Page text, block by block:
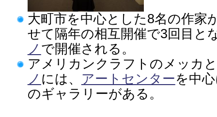
大町市を中心とした8名の作家
せて隔年の相互開催で3回目と
ノ で開催される。
アメリカンクラフトのメッカ
ノ には、 アートセンターを中
のギャラリーがある。